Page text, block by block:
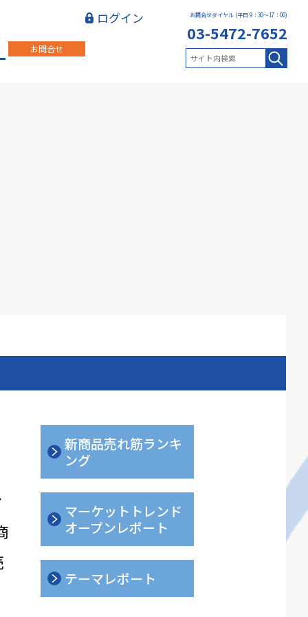
お問合せ
お問合せダイヤル (平日 9：30～17：00)
03-5472-7652
ログイン
新商品売れ筋ランキ
ング
マーケットトレンド
オープンレポート
テーマレポート